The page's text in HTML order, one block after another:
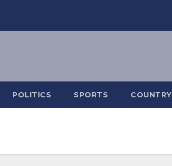
POLITICS SPORTS COUNTRY